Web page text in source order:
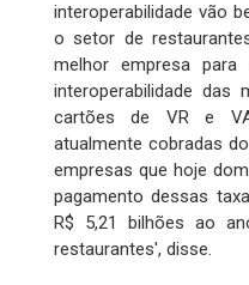
interoperabilidade vão
o setor de
melhor empresa
interoperabilidade das
cartões de VR e
atualmente cobradas
empresas que hoje
pagamento dessas
R$ 5,21 bilhões ao
restaurantes', disse.